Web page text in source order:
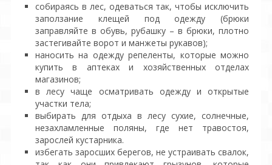
собираясь в лес, одеваться так, чтобы исключить
заползание клещей под одежду (брюки
заправляйте в обувь, рубашку – в брюки, плотно
застегивайте ворот и манжеты рукавов);
наносить на одежду репеленты, которые можно
купить в аптеках и хозяйственных отделах
магазинов;
в лесу чаще осматривать одежду и открытые
участки тела;
выбирать для отдыха в лесу сухие, солнечные,
незахламленные поляны, где нет травостоя,
зарослей кустарника.
избегать заросших берегов, не устраивать свалок,